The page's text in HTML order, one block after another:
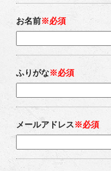
お名前※必須
ふりがな※必須
メールアドレス※必須